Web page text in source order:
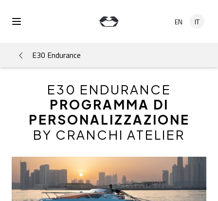
Open Menu
EN IT
E30 Endurance
E30 ENDURANCE
PROGRAMMA DI
PERSONALIZZAZIONE
BY CRANCHI ATELIER